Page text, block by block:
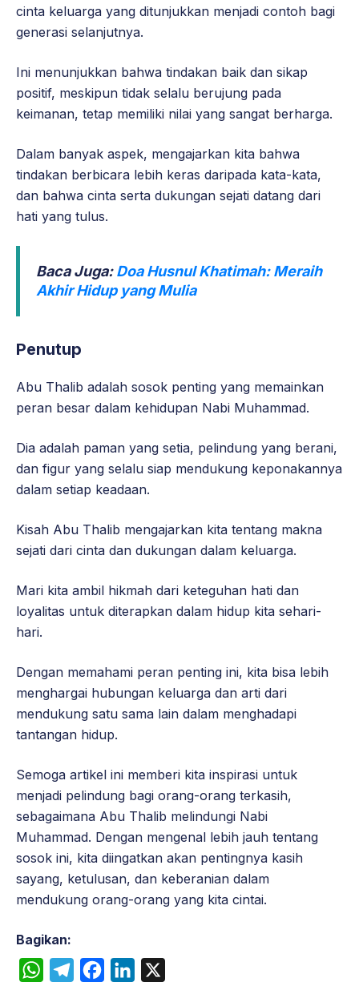
cinta keluarga yang ditunjukkan menjadi contoh bagi
generasi selanjutnya.
Ini menunjukkan bahwa tindakan baik dan sikap
positif, meskipun tidak selalu berujung pada
keimanan, tetap memiliki nilai yang sangat berharga.
Dalam banyak aspek, mengajarkan kita bahwa
tindakan berbicara lebih keras daripada kata-kata,
dan bahwa cinta serta dukungan sejati datang dari
hati yang tulus.
Baca Juga:Doa Husnul Khatimah: Meraih
Akhir Hidup yang Mulia
Penutup
Abu Thalib adalah sosok penting yang memainkan
peran besar dalam kehidupan Nabi Muhammad.
Dia adalah paman yang setia, pelindung yang berani,
dan figur yang selalu siap mendukung keponakannya
dalam setiap keadaan.
Kisah Abu Thalib mengajarkan kita tentang makna
sejati dari cinta dan dukungan dalam keluarga.
Mari kita ambil hikmah dari keteguhan hati dan
loyalitas untuk diterapkan dalam hidup kita sehari-
hari.
Dengan memahami peran penting ini, kita bisa lebih
menghargai hubungan keluarga dan arti dari
mendukung satu sama lain dalam menghadapi
tantangan hidup.
Semoga artikel ini memberi kita inspirasi untuk
menjadi pelindung bagi orang-orang terkasih,
sebagaimana Abu Thalib melindungi Nabi
Muhammad. Dengan mengenal lebih jauh tentang
sosok ini, kita diingatkan akan pentingnya kasih
sayang, ketulusan, dan keberanian dalam
mendukung orang-orang yang kita cintai.
Bagikan:
W